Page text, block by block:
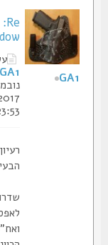
shadow
על ידי
» 29
נובמבר
2017,
23:53
רעיון
שדרוג
לאפס,
ואח"כ